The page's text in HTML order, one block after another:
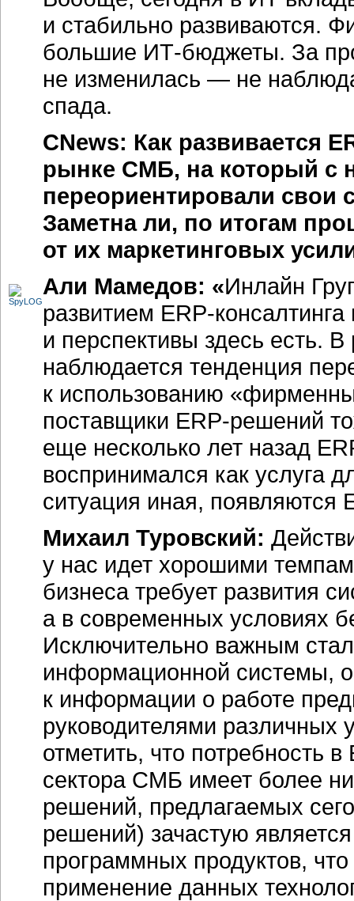
и стабильно развиваются.
большие ИТ-бюджеты. За
не изменилась — не
спада.
CNews: Как развивается
рынке СМБ, на который с
переориентировали свои
Заметна ли, по итогам
от их маркетинговых
Али Мамедов: «Инлайн
развитием ERP-консалтинга
и перспективы здесь есть.
наблюдается тенденция
к использованию
поставщики ERP-решений
еще несколько лет назад
воспринимался как услуга
ситуация иная, появляются
Михаил Туровский:
у нас идет хорошими
бизнеса требует развития
а в современных условиях
Исключительно важным
информационной системы,
к информации о работе
руководителями различных
отметить, что потребность в
сектора СМБ имеет более
решений, предлагаемых
решений) зачастую
программных продуктов,
применение данных